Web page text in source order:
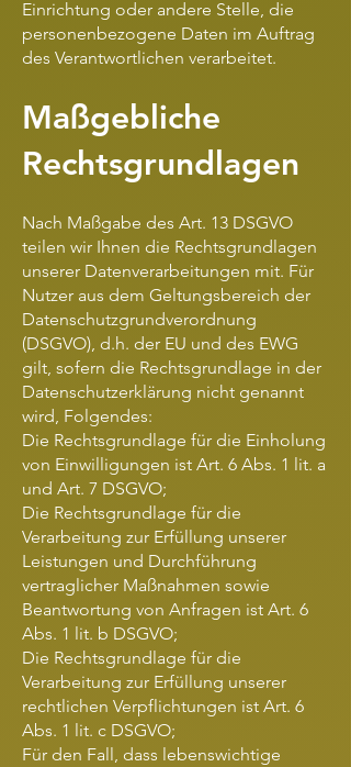
Einrichtung oder andere Stelle, die
personenbezogene Daten im Auftrag
des Verantwortlichen verarbeitet.
Maßgebliche
Rechtsgrundlagen
Nach Maßgabe des Art. 13 DSGVO
teilen wir Ihnen die Rechtsgrundlagen
unserer Datenverarbeitungen mit. Für
Nutzer aus dem Geltungsbereich der
Datenschutzgrundverordnung
(DSGVO), d.h. der EU und des EWG
gilt, sofern die Rechtsgrundlage in der
Datenschutzerklärung nicht genannt
wird, Folgendes:
Die Rechtsgrundlage für die Einholung
von Einwilligungen ist Art. 6 Abs. 1 lit. a
und Art. 7 DSGVO;
Die Rechtsgrundlage für die
Verarbeitung zur Erfüllung unserer
Leistungen und Durchführung
vertraglicher Maßnahmen sowie
Beantwortung von Anfragen ist Art. 6
Abs. 1 lit. b DSGVO;
Die Rechtsgrundlage für die
Verarbeitung zur Erfüllung unserer
rechtlichen Verpflichtungen ist Art. 6
Abs. 1 lit. c DSGVO;
Für den Fall, dass lebenswichtige